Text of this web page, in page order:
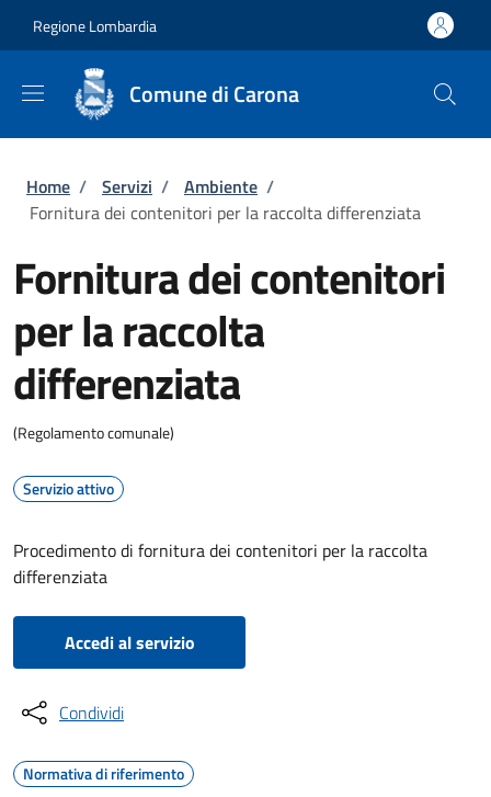
Regione Lombardia
Comune di Carona
Briciole di pane
Home / Servizi / Ambiente /
Fornitura dei contenitori per la raccolta differenziata
Fornitura dei contenitori
per la raccolta
differenziata
(Regolamento comunale)
Servizio attivo
Procedimento di fornitura dei contenitori per la raccolta
differenziata
Accedi al servizio
Condividi
Normativa di riferimento